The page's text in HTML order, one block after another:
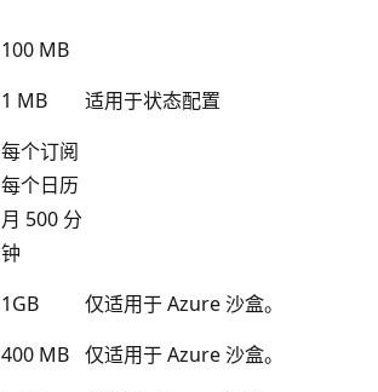
100 MB
1 MB 适用于状态配置
每个订阅
每个日历
月 500 分
钟
1GB
仅适用于 Azure 沙盒。
400 MB 仅适用于 Azure 沙盒。